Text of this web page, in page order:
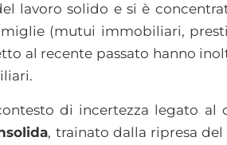
lavoro solido e si è
(mutui immobiliari,
al recente passato hanno
di incertezza legato al
, trainato dalla ripresa